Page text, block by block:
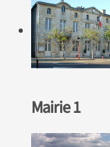
Mairie 1